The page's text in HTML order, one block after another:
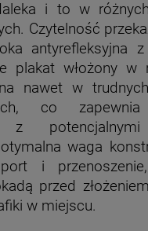
i to w
Czytelność
antyrefleksyjna
plakat włożony w
nawet w
co zapewnia
z
waga
i
przed
w miejscu.